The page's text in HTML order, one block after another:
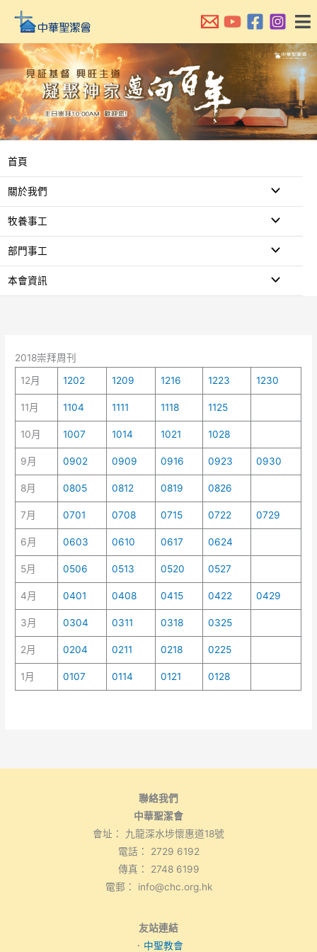
主
內
容
首頁
關於我們
牧養事工
部門事工
本會資訊
2018崇拜周刊
12月
1202 1209 1216 1223 1230
11月 1104 1111 1118 1125
10月 1007 1014 1021 1028
9月 0902 0909 0916 0923 0930
8月 0805 0812 0819 0826
7月 0701 0708 0715 0722 0729
6月 0603 0610 0617 0624
5月 0506 0513 0520 0527
4月 0401 0408 0415 0422 0429
3月 0304 0311 0318 0325
2月 0204 0211 0218 0225
1月 0107 0114 0121 0128
聯絡我們
中華聖潔會
會址： 九龍深水埗懷惠道18號
電話： 2729 6192
傳真： 2748 6199
電郵： info@chc.org.hk
友站連結
． 中聖教會